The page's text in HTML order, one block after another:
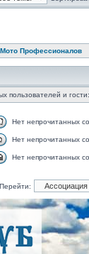
Профессионалов
пользователей и
Нет непрочитанных
Нет непрочитанных
Нет непрочитанных
Перейти: